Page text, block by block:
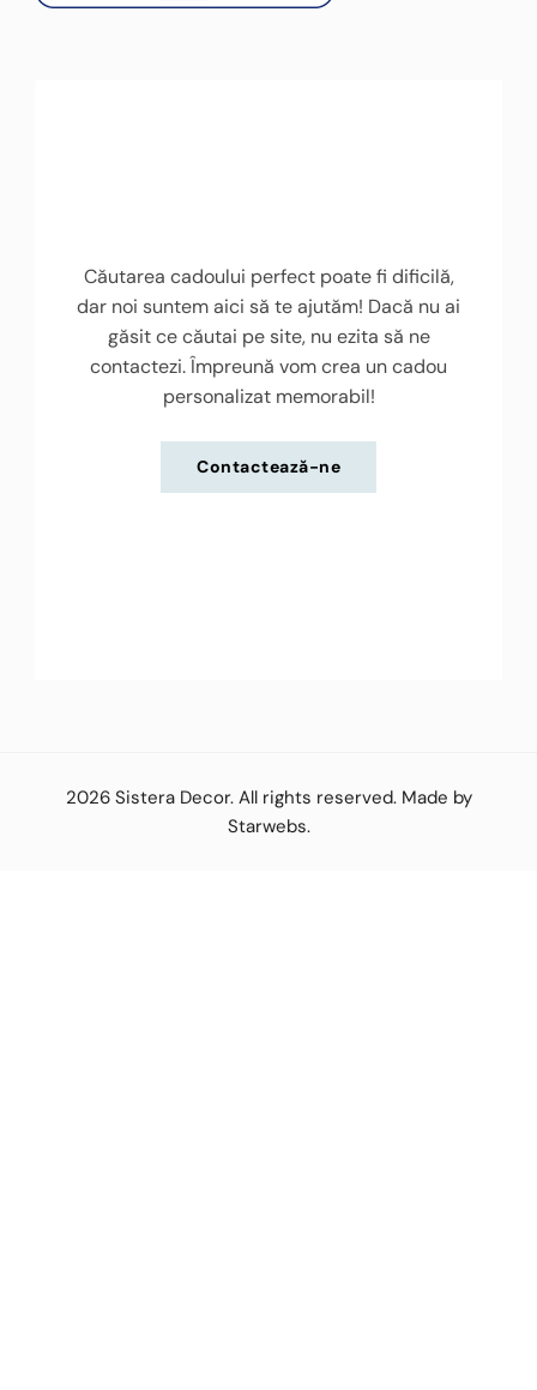
Căutarea cadoului perfect poate fi dificilă,
dar noi suntem aici să te ajutăm! Dacă nu ai
găsit ce căutai pe site, nu ezita să ne
contactezi. Împreună vom crea un cadou
personalizat memorabil!
Contactează-ne
2026 Sistera Decor. All rights reserved. Made by
Starwebs.